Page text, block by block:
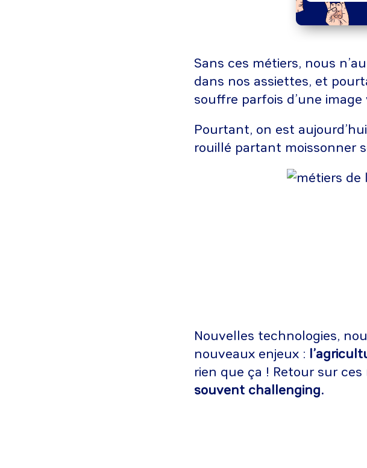
Sans ces métiers, nous
dans nos assiettes, et
souffre parfois d’une
Pourtant, on est
rouillé partant moissonner
Nouvelles technologies,
nouveaux enjeux :
rien que ça ! Retour sur ces
souvent challenging.